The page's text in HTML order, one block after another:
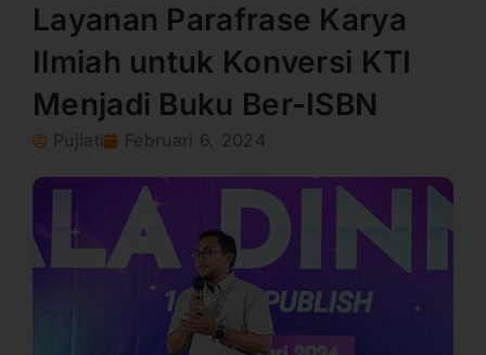
Layanan Parafrase Karya
Ilmiah untuk Konversi KTI
Menjadi Buku Ber-ISBN
Pujiati Februari 6, 2024